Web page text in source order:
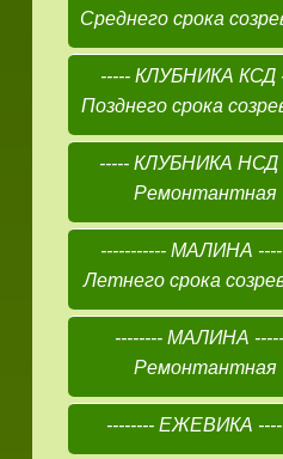
Среднего срока
----- КЛУБНИКА КСД
Позднего срока
----- КЛУБНИКА НСД
Ремонтантная
----------- МАЛИНА
Летнего срока
-------- МАЛИНА
Ремонтантная
-------- ЕЖЕВИКА